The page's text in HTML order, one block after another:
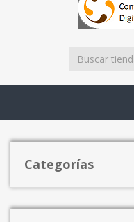
Categorías